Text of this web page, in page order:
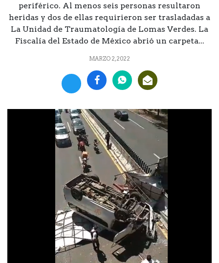
periférico. Al menos seis personas resultaron
heridas y dos de ellas requirieron ser trasladadas a
La Unidad de Traumatología de Lomas Verdes. La
Fiscalía del Estado de México abrió un carpeta...
MARZO 2, 2022